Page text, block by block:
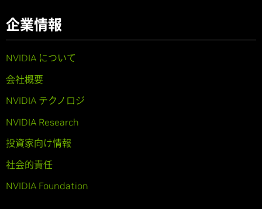
企業情報
NVIDIA について
会社概要
NVIDIA テクノロジ
NVIDIA Research
投資家向け情報
社会的責任
NVIDIA Foundation